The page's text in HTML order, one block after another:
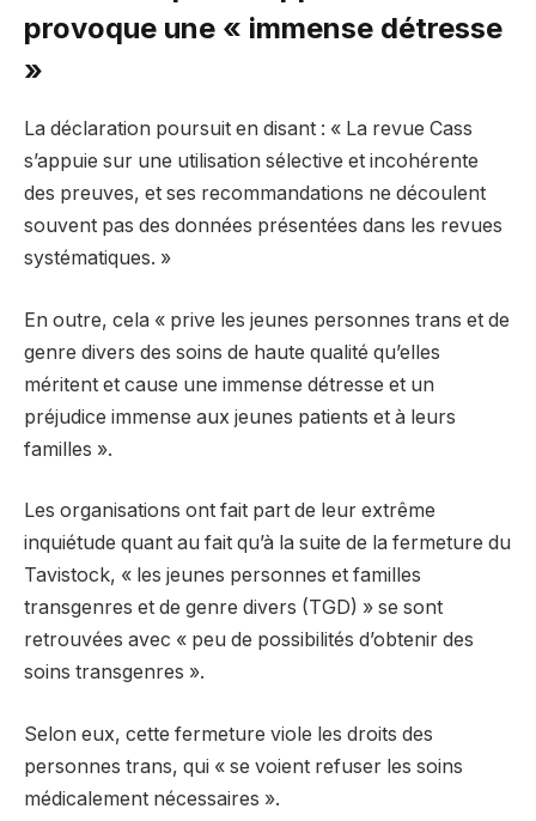
provoque une « immense détresse
»
La déclaration poursuit en disant : « La revue Cass
s’appuie sur une utilisation sélective et incohérente
des preuves, et ses recommandations ne découlent
souvent pas des données présentées dans les revues
systématiques. »
En outre, cela « prive les jeunes personnes trans et de
genre divers des soins de haute qualité qu’elles
méritent et cause une immense détresse et un
préjudice immense aux jeunes patients et à leurs
familles ».
Les organisations ont fait part de leur extrême
inquiétude quant au fait qu’à la suite de la fermeture du
Tavistock, « ​​les jeunes personnes et familles
transgenres et de genre divers (TGD) » se sont
retrouvées avec « peu de possibilités d’obtenir des
soins transgenres ».
Selon eux, cette fermeture viole les droits des
personnes trans, qui « se voient refuser les soins
médicalement nécessaires ».